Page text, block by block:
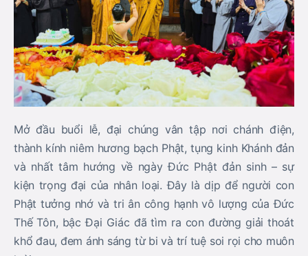
Mở đầu buổi lễ, đại chúng vân tập nơi chánh điện,
thành kính niêm hương bạch Phật, tụng kinh Khánh đản
và nhất tâm hướng về ngày Đức Phật đản sinh – sự
kiện trọng đại của nhân loại. Đây là dịp để người con
Phật tưởng nhớ và tri ân công hạnh vô lượng của Đức
Thế Tôn, bậc Đại Giác đã tìm ra con đường giải thoát
khổ đau, đem ánh sáng từ bi và trí tuệ soi rọi cho muôn